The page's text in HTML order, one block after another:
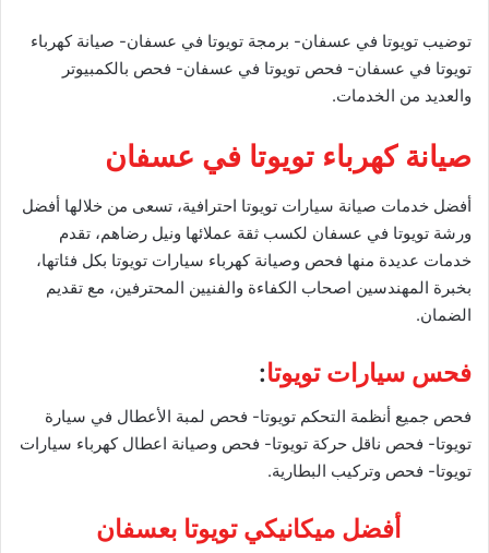
توضيب تويوتا في عسفان- برمجة تويوتا في عسفان- صيانة كهرباء
تويوتا في عسفان- فحص تويوتا في عسفان- فحص بالكمبيوتر
والعديد من الخدمات.
صيانة كهرباء تويوتا في عسفان
أفضل خدمات صيانة سيارات تويوتا احترافية، تسعى من خلالها أفضل
ورشة تويوتا في عسفان لكسب ثقة عملائها ونيل رضاهم، تقدم
خدمات عديدة منها فحص وصيانة كهرباء سيارات تويوتا بكل فئاتها،
بخبرة المهندسين اصحاب الكفاءة والفنيين المحترفين، مع تقديم
الضمان.
فحس سيارات تويوتا:
فحص جميع أنظمة التحكم تويوتا- فحص لمبة الأعطال في سيارة
تويوتا- فحص ناقل حركة تويوتا- فحص وصيانة اعطال كهرباء سيارات
تويوتا- فحص وتركيب البطارية.
أفضل ميكانيكي تويوتا بعسفان